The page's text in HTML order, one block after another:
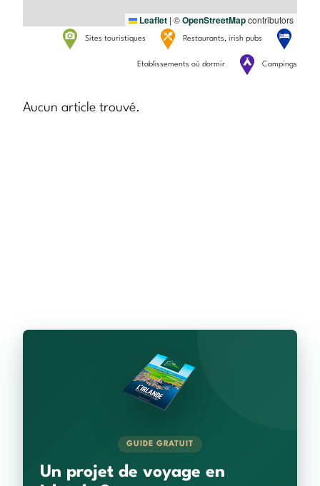
Leaflet | ©OpenStreetMapcontributors
Sites touristiques Restaurants, irish pubs
Etablissements où dormir Campings
Aucun article trouvé.
GUIDE GRATUIT
Un projet de voyage en